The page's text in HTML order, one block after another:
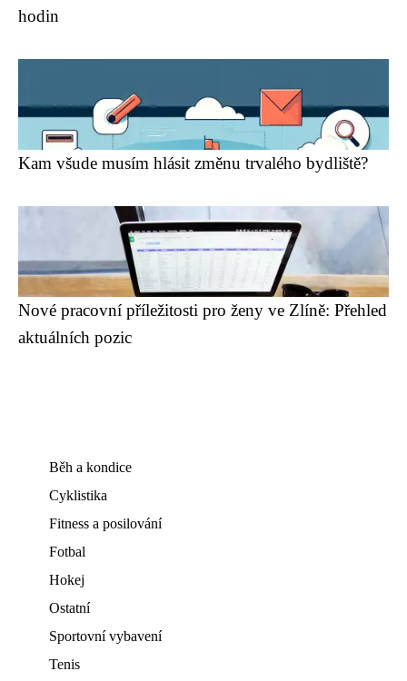
hodin
Kam všude musím hlásit změnu trvalého bydliště?
Nové pracovní příležitosti pro ženy ve Zlíně: Přehled
aktuálních pozic
Běh a kondice
Cyklistika
Fitness a posilování
Fotbal
Hokej
Ostatní
Sportovní vybavení
Tenis